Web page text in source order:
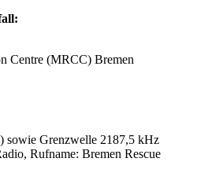
Centre (MRCC) Bremen
Grenzwelle 2187,5 kHz
Rufname: Bremen Rescue